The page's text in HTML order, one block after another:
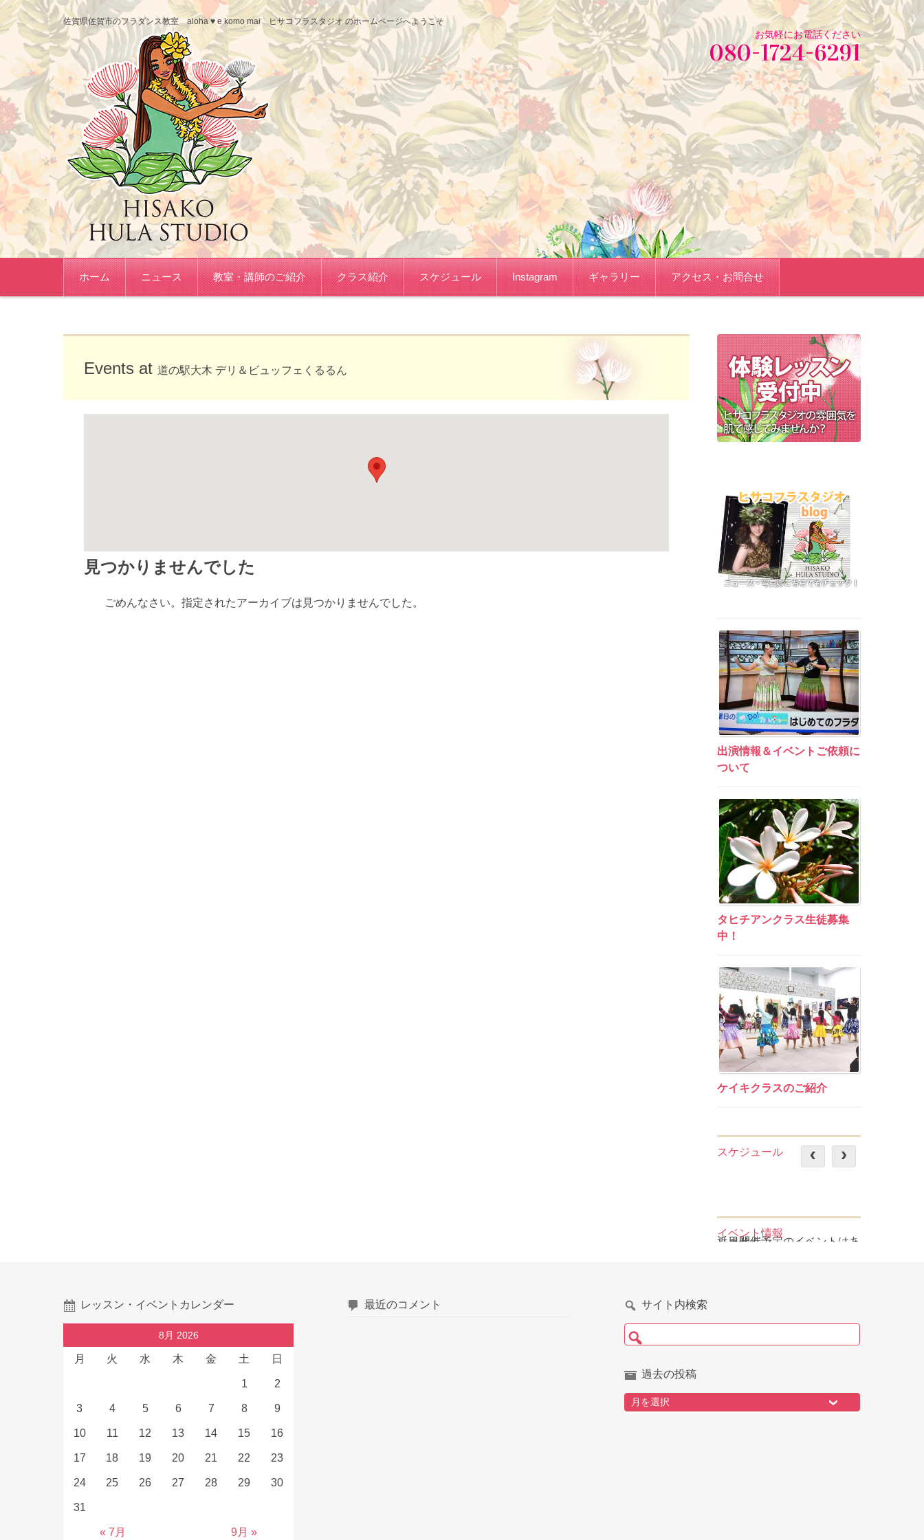
佐賀県佐賀市のフラダンス教室 aloha ♥ e komo mai ヒサコフラスタジオ のホームページへようこそ
お気軽にお電話ください
080-1724-6291
コンテンツに移動
ホーム
ニュース 教室・講師のご紹介 クラス紹介 スケジュール Instagram ギャラリー アクセス・お問合せ
Events at 道の駅大木 デリ＆ビュッフェくるるん
見つかりませんでした
ごめんなさい。指定されたアーカイブは見つかりませんでした。
出演情報＆イベントご依頼に
ついて
タヒチアンクラス生徒募集
中！
ケイキクラスのご紹介
スケジュール
イベント情報
近日開催予定のイベントはありません
レッスン・イベントカレンダー
8月 2026
月 火 水 木 金 土 日
« 7月 9月 »
1 2
3 4 5 6 7 8 9
10 11 12 13 14 15 16
17 18 19 20 21 22 23
24 25 26 27 28 29 30
31
最近のコメント サイト内検索
検索:
過去の投稿
過去の投稿